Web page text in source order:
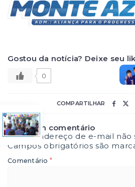
Gostou da notícia? Deixe seu
0
COMPARTILHAR
Deixe um comentário
O seu endereço de e-mail não
Campos obrigatórios são
Comentário *